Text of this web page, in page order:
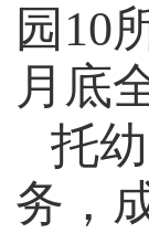
园10
月底
托
务，